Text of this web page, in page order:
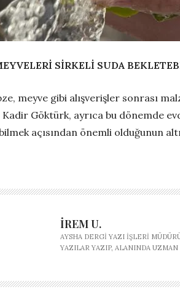
SİRKELİ SUDA
meyve gibi alışverişler sonrası
Göktürk, ayrıca bu dönemde
açısından önemli olduğunun
İREM U.
AYSHA DERGI YAZI İŞLERI
YAZILAR YAZIP, ALANINDA